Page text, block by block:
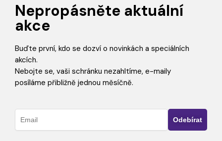
Nepropásněte aktuální
akce
Buďte první, kdo se dozví o novinkách a speciálních
akcích.
Nebojte se, vaši schránku nezahltíme, e-maily
posíláme přibližně jednou měsíčně.